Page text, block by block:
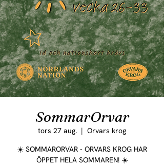
SommarOrvar
tors 27 aug.
  |
Orvars krog
☀️ SOMMARORVAR - ORVARS KROG HAR
ÖPPET HELA SOMMAREN! ☀️